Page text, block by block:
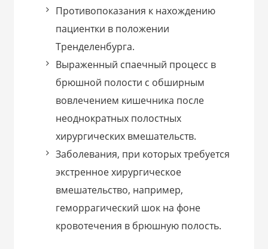
Противопоказания к нахождению
пациентки в положении
Тренделенбурга.
Выраженный спаечный процесс в
брюшной полости с обширным
вовлечением кишечника после
неоднократных полостных
хирургических вмешательств.
Заболевания, при которых требуется
экстренное хирургическое
вмешательство, например,
геморрагический шок на фоне
кровотечения в брюшную полость.